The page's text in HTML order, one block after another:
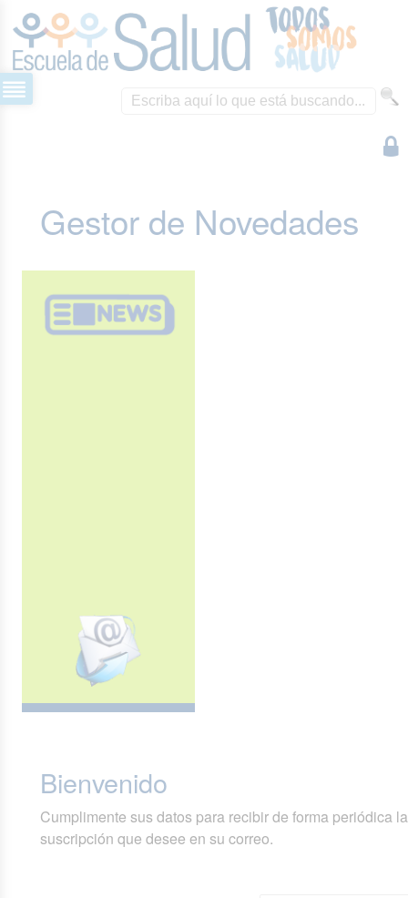
Gestor de Novedades
Bienvenido
Cumplimente sus datos para recibir de forma periódica
suscripción que desee en su correo.